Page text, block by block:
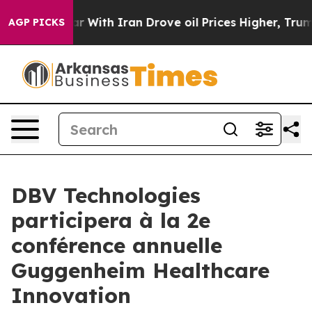
AGP PICKS
As war With Iran Drove oil Prices Higher, Trump
DBV Technologies
participera à la 2e
conférence annuelle
Guggenheim Healthcare
Innovation